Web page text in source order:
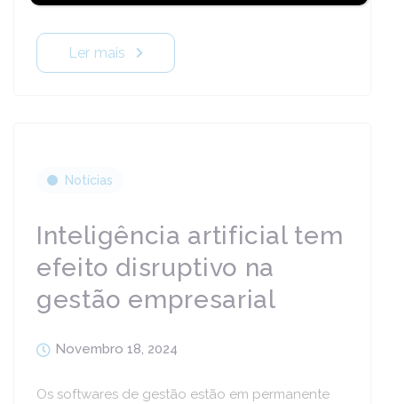
Ler mais
Notícias
Inteligência artificial tem
efeito disruptivo na
gestão empresarial
Novembro 18, 2024
Os softwares de gestão estão em permanente